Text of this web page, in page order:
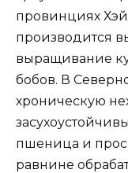
провинциях
производится
выращивание
бобов. В
хроническую
пшеница и
равнине